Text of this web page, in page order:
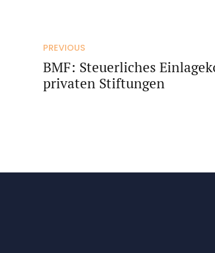
PREVIOUS
BMF: Steuerliches
privaten Stiftungen